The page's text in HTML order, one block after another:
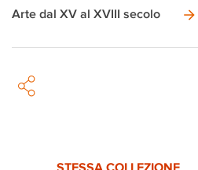
Arte dal XV al XVIII secolo
STESSA COLLEZIONE